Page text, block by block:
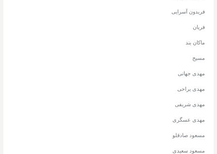
فریدون آسرایی
فریان
ماکان بند
مسیح
مهدی جهانی
مهدی یراحی
مهدی شریفی
مهدی عسگری
مسعود صادقلو
مسعود سعیدی